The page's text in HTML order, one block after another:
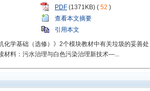
PDF (1371KB) ( 52 )
查看本文摘要
引用本文
学基础（选修）》2个模块教材中有关垃圾的妥善处
材料：污水治理与白色污染治理新技术—...